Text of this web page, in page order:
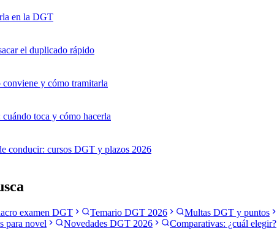
en la DGT
el duplicado rápido
y cómo tramitarla
toca y cómo hacerla
conducir: cursos DGT y plazos 2026
examen DGT Temario DGT 2026 Multas DGT y puntos
para novel Novedades DGT 2026 Comparativas: ¿cuál elegir?